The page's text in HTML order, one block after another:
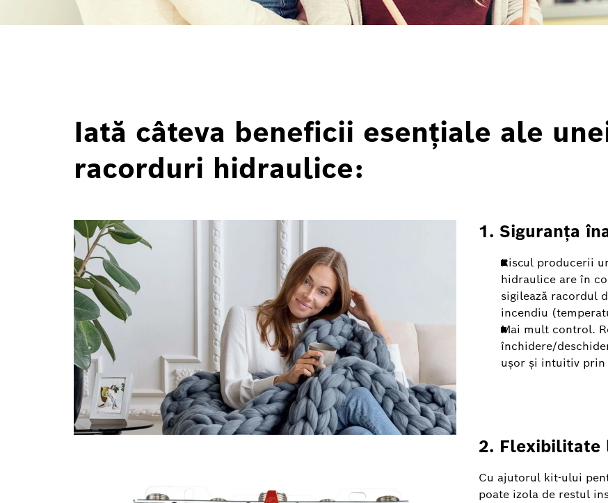
Iată câteva beneficii esențiale ale
racorduri hidraulice:
1. Siguranța
Riscul producerii
hidraulice are în
sigilează racordul
incendiu
Mai mult control.
închidere/
ușor și intuitiv prin
2. Flexibilitate
Cu ajutorul kit-ului
poate izola de restul